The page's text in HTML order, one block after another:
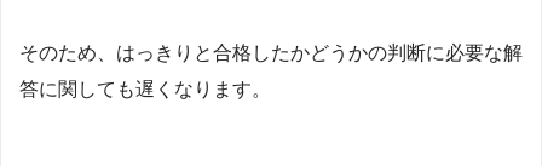
そのため、はっきりと合格したかどうかの判断に必要な解
答に関しても遅くなります。